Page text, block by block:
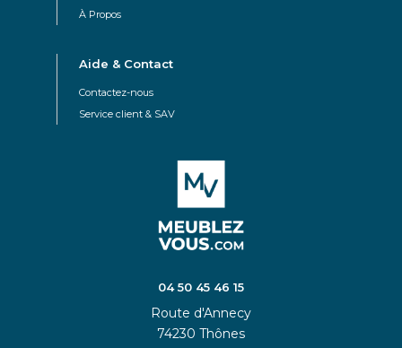
À Propos
Aide & Contact
Contactez-nous
Service client & SAV
04 50 45 46 15
Route d'Annecy
74230 Thônes